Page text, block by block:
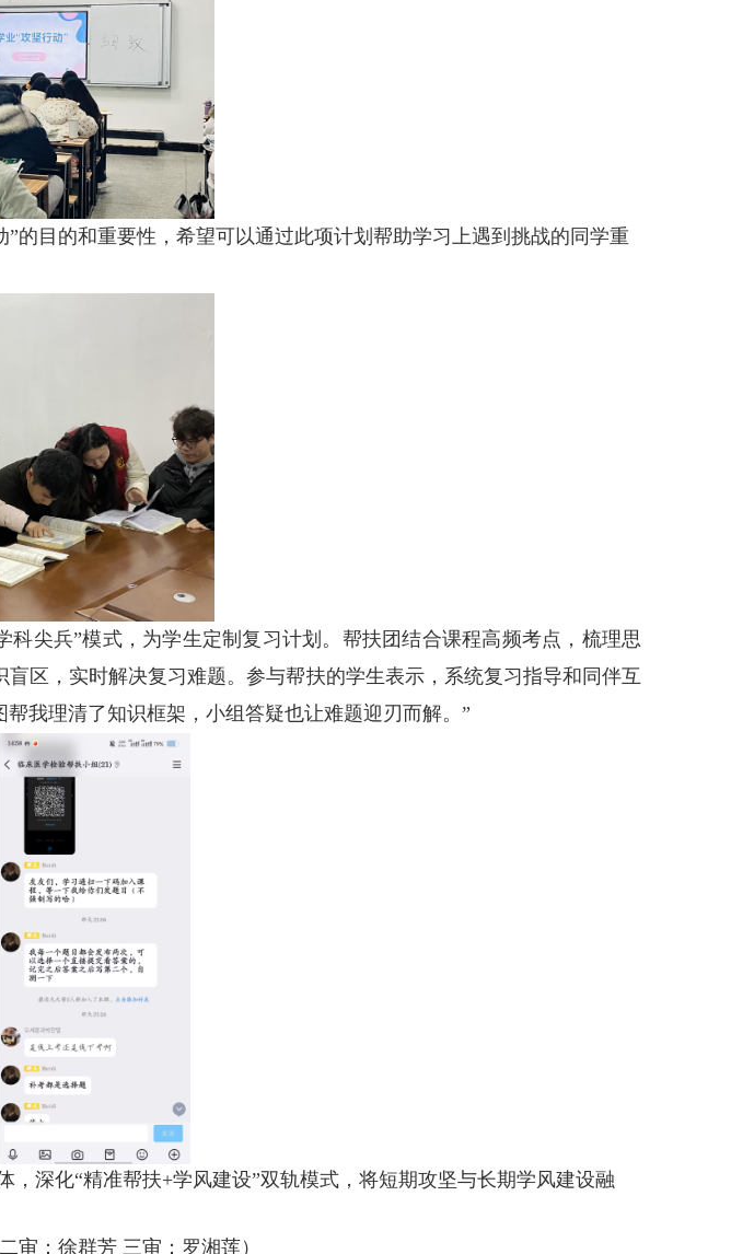
的目的和重要性，希望可以通过此项计划帮助学习上遇到挑战的同学重
尖兵”模式，为学生定制复习计划。帮扶团结合课程高频考点，梳理思
区，实时解决复习难题。参与帮扶的学生表示，系统复习指导和同伴互
我理清了知识框架，小组答疑也让难题迎刃而解。”
深化“精准帮扶+学风建设”双轨模式，将短期攻坚与长期学风建设融
审：徐群芳 三审：罗湘莲）